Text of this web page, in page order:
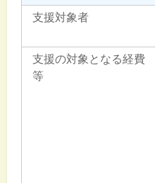
支援対象者
支援の対象となる経費
等